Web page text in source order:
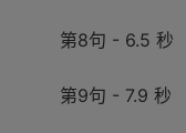
第8句 - 6.5 秒
第9句 - 7.9 秒